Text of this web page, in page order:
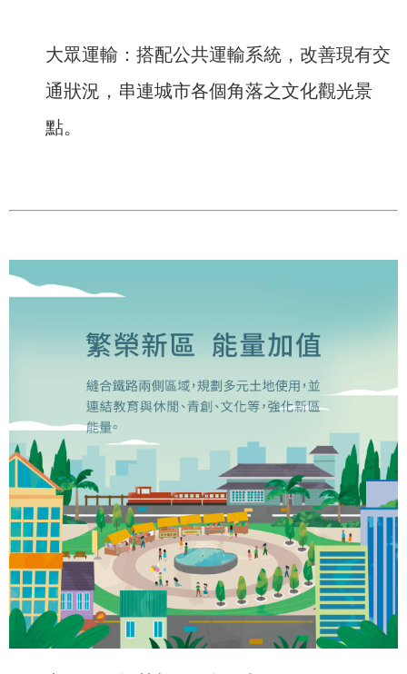
大眾運輸：搭配公共運輸系統，改善現有交
通狀況，串連城市各個角落之文化觀光景
點。